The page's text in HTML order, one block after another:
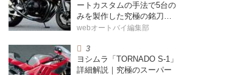
ートカスタムの手法で5台の
みを製作した究極の銘刀
【ヨシムラ伝】
webオートバイ編集部
ヨシムラ「TORNADO S-1」
詳細解説｜究極のスーパー